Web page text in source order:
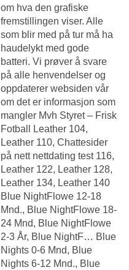
om hva den grafiske
fremstillingen viser. Alle
som blir med på tur må ha
haudelykt med gode
batteri. Vi prøver å svare
på alle henvendelser og
oppdaterer websiden vår
om det er informasjon som
mangler Mvh Styret – Frisk
Fotball Leather 104,
Leather 110, Chattesider
på nett nettdating test116,
Leather 122, Leather 128,
Leather 134, Leather 140
Blue NightFlowe 12-18
Mnd., Blue NightFlowe 18-
24 Mnd, Blue NightFlowe
2-3 År, Blue NightF… Blue
Nights 0-6 Mnd, Blue
Nights 6-12 Mnd., Blue